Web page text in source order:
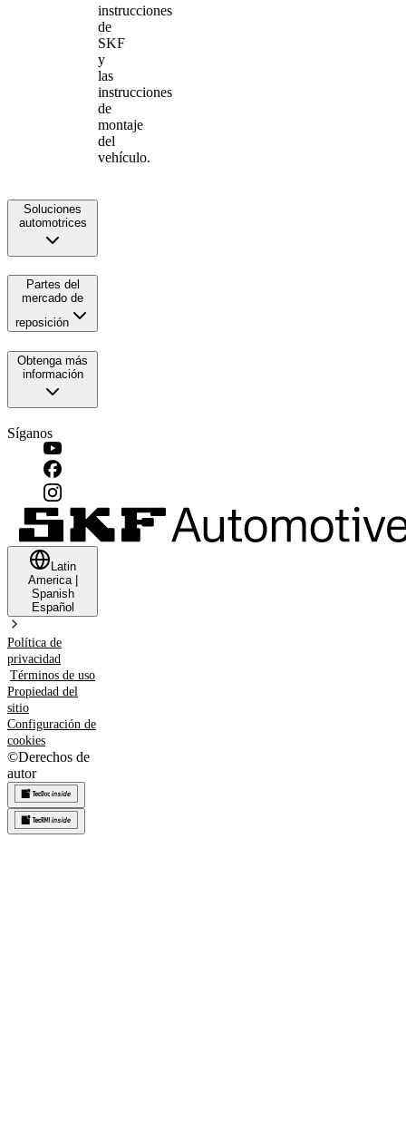
instrucciones
de
SKF
y
las
instrucciones
de
montaje
del
vehículo.
Soluciones
automotrices
Partes del
mercado de
reposición
Obtenga más
información
Síganos
Latin
America|
Spanish
Español
Política de
privacidad
Términos de uso
Propiedad del
sitio
Configuración de
cookies
©Derechos de
autor